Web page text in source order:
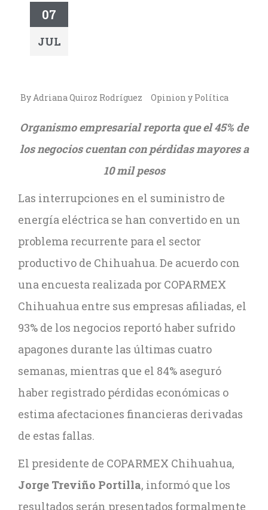
07
JUL
By Adriana Quiroz Rodríguez Opinion y Política
Organismo empresarial reporta que el 45% de
los negocios cuentan con pérdidas mayores a
10 mil pesos
Las interrupciones en el suministro de
energía eléctrica se han convertido en un
problema recurrente para el sector
productivo de Chihuahua. De acuerdo con
una encuesta realizada por COPARMEX
Chihuahua entre sus empresas afiliadas, el
93% de los negocios reportó haber sufrido
apagones durante las últimas cuatro
semanas, mientras que el 84% aseguró
haber registrado pérdidas económicas o
estima afectaciones financieras derivadas
de estas fallas.
El presidente de COPARMEX Chihuahua,
Jorge Treviño Portilla, informó que los
resultados serán presentados formalmente